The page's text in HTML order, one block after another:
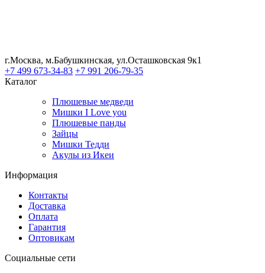
г.Москва, м.Бабушкинская, ул.Осташковская 9к1
+7 499 673-34-83 +7 991 206-79-35
Каталог
Плюшевые медведи
Мишки I Love you
Плюшевые панды
Зайцы
Мишки Тедди
Акулы из Икеи
Информация
Контакты
Доставка
Оплата
Гарантия
Оптовикам
Социальные сети